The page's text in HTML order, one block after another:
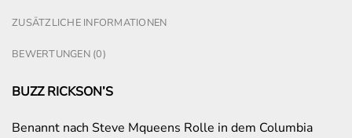
ZUSÄTZLICHE INFORMATIONEN
BEWERTUNGEN (0)
BUZZ RICKSON’S
Benannt nach Steve Mqueens Rolle in dem Columbia